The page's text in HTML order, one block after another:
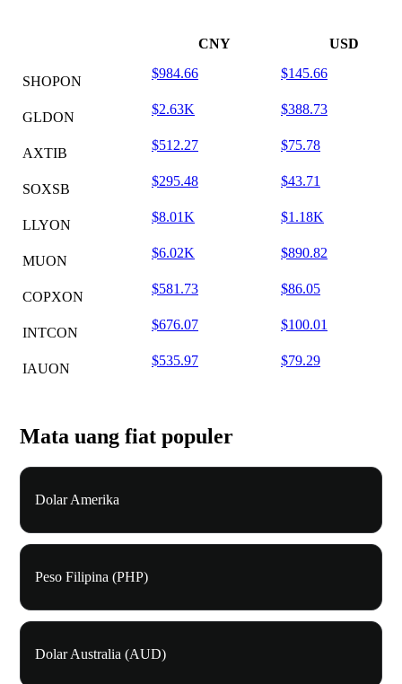
CNY USD
SHOPON
$984.66 $145.66
GLDON
$2.63K $388.73
AXTIB
$512.27 $75.78
SOXSB
$295.48 $43.71
LLYON
$8.01K $1.18K
MUON
$6.02K $890.82
COPXON
$581.73 $86.05
INTCON
$676.07 $100.01
IAUON
$535.97 $79.29
Mata uang fiat populer
Dolar Amerika
Peso Filipina (PHP)
Dolar Australia (AUD)